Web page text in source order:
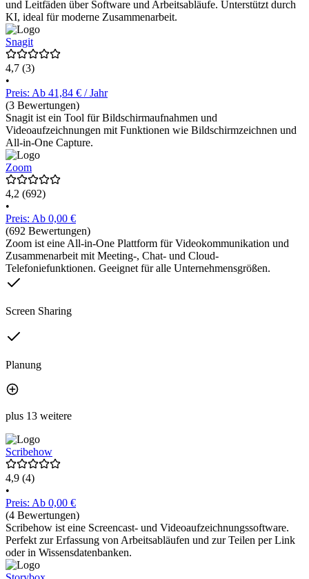
und Leitfäden über Software und Arbeitsabläufe. Unterstützt durch
KI, ideal für moderne Zusammenarbeit.
Snagit
4,7 (3)
•
Preis: Ab 41,84 € / Jahr
(3 Bewertungen)
Snagit ist ein Tool für Bildschirmaufnahmen und
Videoaufzeichnungen mit Funktionen wie Bildschirmzeichnen und
All-in-One Capture.
Zoom
4,2 (692)
•
Preis: Ab 0,00 €
(692 Bewertungen)
Zoom ist eine All-in-One Plattform für Videokommunikation und
Zusammenarbeit mit Meeting-, Chat- und Cloud-
Telefoniefunktionen. Geeignet für alle Unternehmensgrößen.
Screen Sharing
Planung
plus 13 weitere
Scribehow
4,9 (4)
•
Preis: Ab 0,00 €
(4 Bewertungen)
Scribehow ist eine Screencast- und Videoaufzeichnungssoftware.
Perfekt zur Erfassung von Arbeitsabläufen und zur Teilen per Link
oder in Wissensdatenbanken.